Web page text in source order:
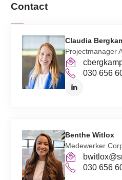
Contact
Claudia
Projectmanager
030 656
Benthe Witlox
Medewerker
030 656